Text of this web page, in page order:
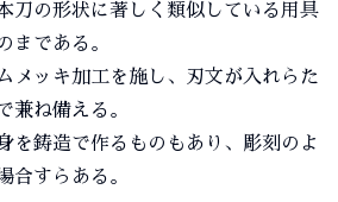
刀の形状に著しく類似している用具
まである。
メッキ加工を施し、刃文が入れらた
兼ね備える。
を鋳造で作るものもあり、彫刻のよ
合すらある。